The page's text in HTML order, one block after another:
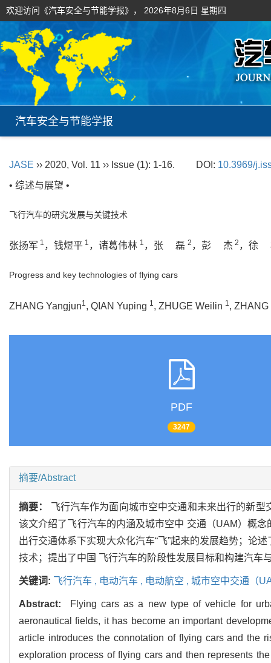
欢迎访问《汽车安全与节能学报》， 2026年8月6日 星期四
汽车安全与节能学报
JASE ›› 2020, Vol. 11 ›› Issue (1): 1-16. DOI: 10.3969/
• 综述与展望 •
飞行汽车的研究发展与关键技术
张扬军 1 ，钱煜平 1 ，诸葛伟林 1 ，张 磊 2 ，彭 杰 2 ，徐
Progress and key technologies of flying cars
ZHANG Yangjun1 , QIAN Yuping 1 , ZHUGE Weilin 1 ,
PDF
3247
摘要/Abstract
摘要： 飞行汽车作为面向城市空中交通和未来出行的新
该文介绍了飞行汽车的内涵及城市空中 交通（UAM）概
出行交通体系下实现大众化汽车“飞”起来的发展趋势；论
技术；提出了中国 飞行汽车的阶段性发展目标和构建汽车
关键词: 飞行汽车 , 电动汽车 , 电动航空 , 城市空中交通（
Abstract:
Flying cars as a new type of vehicle for
aeronautical fields, it has become an important
article introduces the connotation of flying cars and the
exploration process of flying cars and then represents